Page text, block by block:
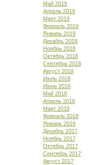
Май 2019
Апрель 2019
Март 2019
Февраль 2019
Январь 2019
Декабрь 2018
Ноябрь 2018
Октябрь 2018
Сентябрь 2018
Август 2018
Июль 2018
Июнь 2018
Май 2018
Апрель 2018
Март 2018
Февраль 2018
Январь 2018
Декабрь 2017
Ноябрь 2017
Октябрь 2017
Сентябрь 2017
Август 2017